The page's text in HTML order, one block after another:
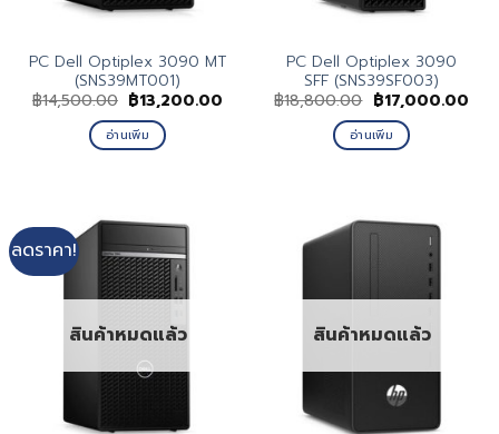
PC Dell Optiplex 3090 MT
(SNS39MT001)
฿14,500.00 Original
price
was:
฿14,500.00.
฿13,200.00 Current
อ่านเพิ่ม
PC Dell Optiplex 3090
SFF (SNS39SF003)
฿18,800.00 Original
price
was:
฿18,800.00.
฿17,000.00
อ่านเพิ่ม
ลดราคา!
สินค้าหมดแล้ว สินค้าหมดแล้ว